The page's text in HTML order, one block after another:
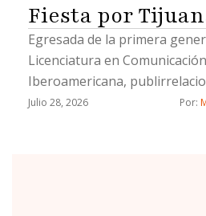
Fiesta por
Egresada de la primera
Licenciatura en
Iberoamericana,
trayectoria como editora de
Julio 28, 2026 Por: